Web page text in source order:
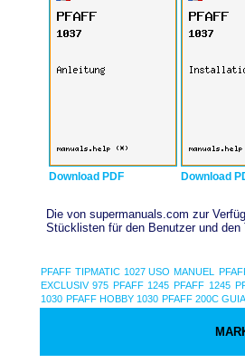
Download PDF Download
Die von supermanuals.com zur
Stücklisten für den Benutzer und den
PFAFF TIPMATIC 1027 USO MANUEL
EXCLUSIV 975 PFAFF 1245 PFAFF 1245
1030 PFAFF HOBBY 1030 PFAFF 200C